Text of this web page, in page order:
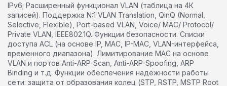
IPv6; Расширенный функционал VLAN (таблица на 4К
записей). Поддержка N:1 VLAN Translation, QinQ (Normal,
Selective, Flexible), Port-based VLAN, Voice/ MAC/ Protocol/
Private VLAN, IEEE802.1Q. Функции безопасности. Списки
доступа ACL (на основе IP, MAC, IP-MAC, VLAN-интерфейса,
временного диапазона). Лимитирование MAC на основе
VLAN и портов Anti-ARP-Scan, Anti-ARP-Spoofing, ARP
Binding и т.д. Функции обеспечения надёжности работы
сети: защита от образования колец (STP, RSTP, MSTP Root